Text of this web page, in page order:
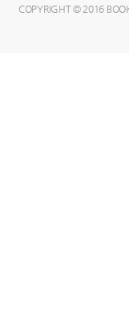
COPYRIGHT © 2016